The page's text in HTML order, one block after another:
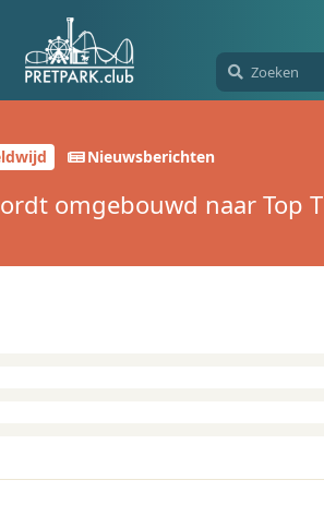
Nieuwsberichten
omgebouwd naar Top